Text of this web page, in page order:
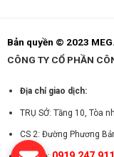
Bản quyền © 2023
CÔNG TY CỔ PHẦN
Địa chỉ giao dịch:
TRỤ SỞ: Tầng 10, Tòa
CS 2: Đường Phương